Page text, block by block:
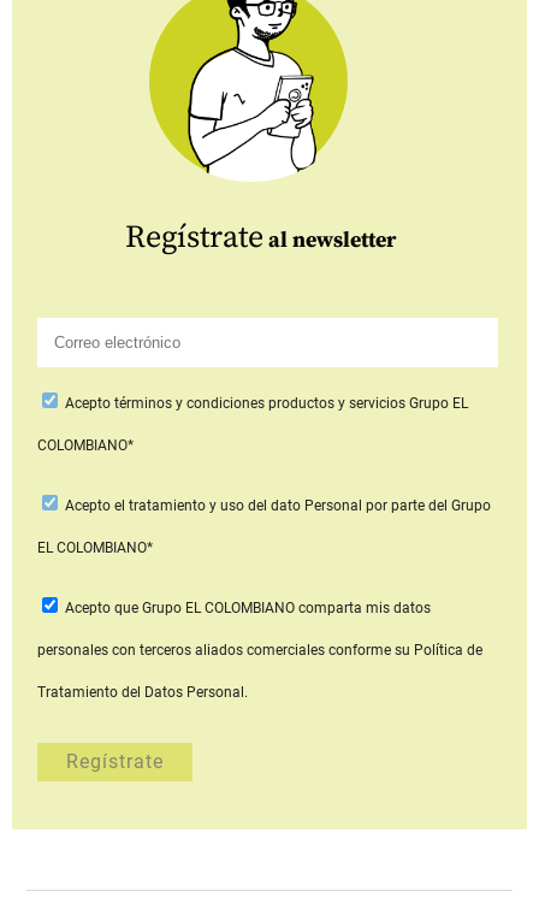
Regístrate al newsletter
Aceptotérminos y condiciones productos y serviciosGrupo EL
COLOMBIANO*
Acepto el tratamiento y uso del dato Personal por parte del Grupo
EL COLOMBIANO*
Acepto que Grupo EL COLOMBIANOcomparta mis datos
personales con terceros aliados comerciales conforme su Política de
Tratamiento del Datos Personal.